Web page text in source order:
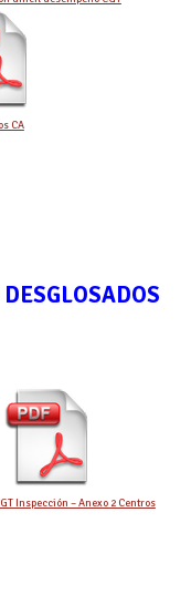
CA
Inspección – Anexo 2 Centros